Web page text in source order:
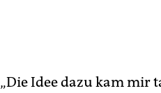
„Die Idee dazu kam mir